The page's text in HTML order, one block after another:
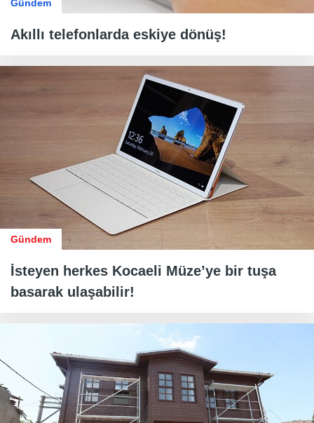
Gündem
Akıllı telefonlarda eskiye dönüş!
Gündem
İsteyen herkes Kocaeli Müze’ye bir tuşa
basarak ulaşabilir!